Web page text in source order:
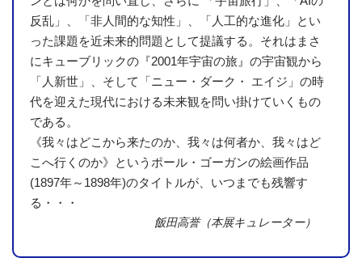
反乱」、「非人間的な知性」、「人工的な進化」とい
った課題を近未来的問題として提議する。それはまさ
にキューブリックの『2001年宇宙の旅』の宇宙観から
「人新世」、そして「ニュー・ダーク・ エイジ」の時
代を迎えた現代における未来観を問い掛けていくもの
である。
《我々はどこから来たのか、我々は何者か、我々はど
こへ行くのか》というポール・ゴーガンの絵画作品
(1897年～1898年)のタイトルが、いつまでも残響す
る・・・
飯田高誉（本展キュレーター）